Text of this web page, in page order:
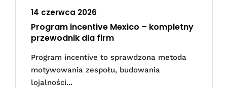
14 czerwca 2026
Program incentive Mexico – kompletny
przewodnik dla firm
Program incentive to sprawdzona metoda
motywowania zespołu, budowania
lojalności...